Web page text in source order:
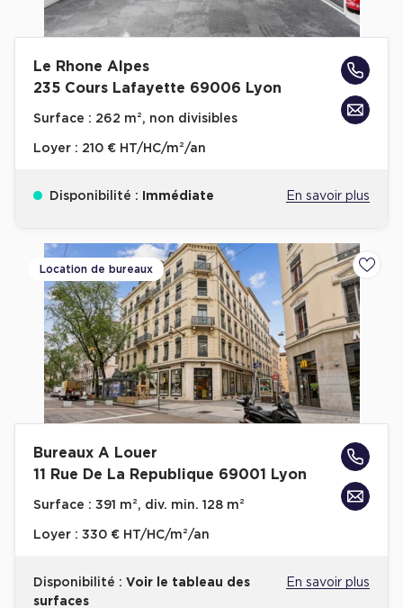
Le Rhone Alpes
235 Cours Lafayette 69006 Lyon
Surface : 262 m², non divisibles
Loyer : 210 € HT/HC/m²/an
Disponibilité : Immédiate En savoir plus
Location de bureaux
Bureaux A Louer
11 Rue De La Republique 69001 Lyon
Surface : 391 m², div. min. 128 m²
Loyer : 330 € HT/HC/m²/an
Disponibilité : Voir le tableau des
surfaces
En savoir plus